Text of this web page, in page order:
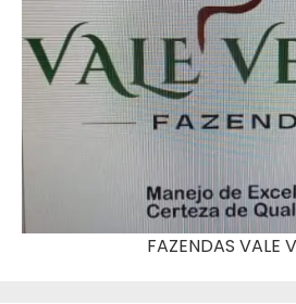
FAZENDAS VALE